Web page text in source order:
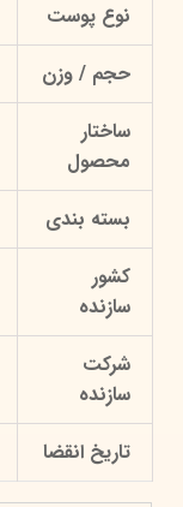
نوع پوست
حجم / وزن
ساختار
محصول
بسته بندی
کشور
سازنده
شرکت
سازنده
تاریخ انقضا